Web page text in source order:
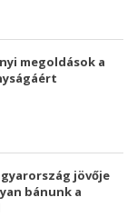
megoldások a
jövője
bánunk a